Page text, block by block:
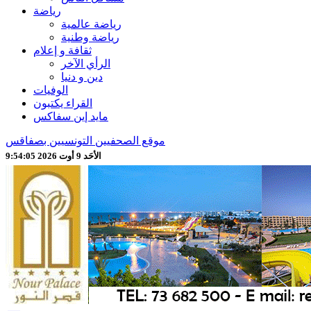
رياضة
رياضة عالمية
رياضة وطنية
ثقافة و إعلام
الرأي الآخر
دين و دنيا
الوفيات
القراء يكتبون
مايد إين سفاكس
موقع الصحفيين التونسيين بصفاقس
الأحَد 9 أوت 2026 9:54:07